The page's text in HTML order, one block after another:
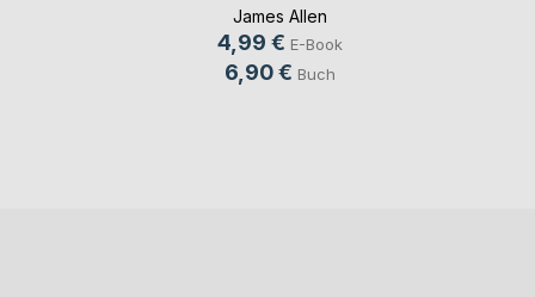
James Allen
4,99 € E-Book
6,90 € Buch